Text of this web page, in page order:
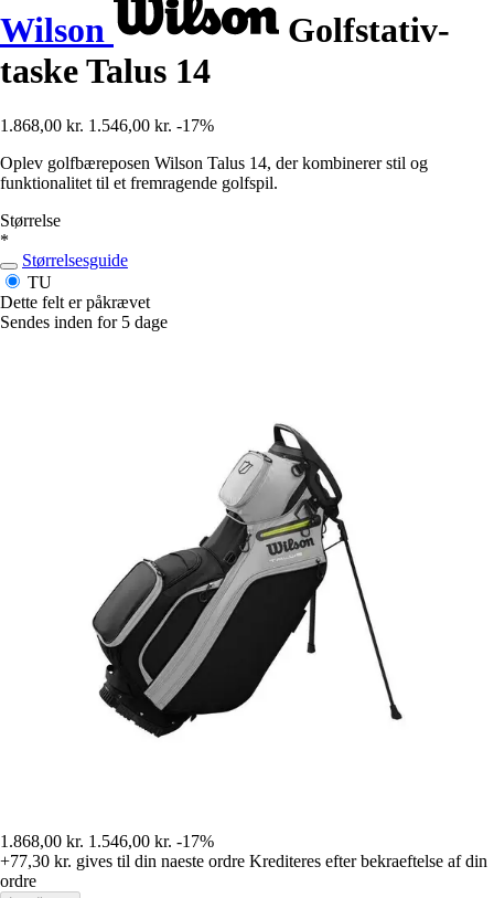
Wilson
Golfstativ-
taske Talus 14
1.868,00 kr. 1.546,00 kr. -17%
Oplev golfbæreposen Wilson Talus 14, der kombinerer stil og
funktionalitet til et fremragende golfspil.
Størrelse
*
Størrelsesguide
TU
Dette felt er påkrævet
Sendes inden for 5 dage
1.868,00 kr. 1.546,00 kr. -17%
+77,30 kr. gives til din naeste ordre Krediteres efter bekraeftelse af din
ordre